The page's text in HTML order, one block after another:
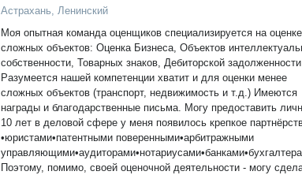
Астрахань, Ленинский
Моя опытная команда оценщиков специализируется на оценке
сложных объектов: Оценка Бизнеса, Объектов
собственности, Товарных знаков, Дебиторской
Разумеется нашей компетенции хватит и для оценки менее
сложных объектов (транспорт, недвижимость и т.д.) Имеются
награды и благодарственные письма. Могу предоставить лично.
10 лет в деловой сфере у меня появилось крепкое
•юристами•патентными поверенными•арбитражными
Поэтому, помимо, своей оценочной деятельности - могу сделать